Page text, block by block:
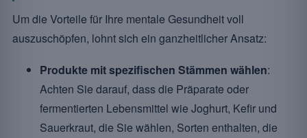
Um die Vorteile für Ihre mentale Gesundheit voll
auszuschöpfen, lohnt sich ein ganzheitlicher Ansatz:
Produkte mit spezifischen Stämmen wählen:
Achten Sie darauf, dass die Präparate oder
fermentierten Lebensmittel wie Joghurt, Kefir und
Sauerkraut, die Sie wählen, Sorten enthalten, die